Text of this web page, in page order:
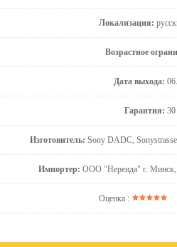
Локализация:
Возрастное
Дата выхода:
Гарантия: 30
Изготовитель: Sony DADC,
Импортер: ООО "Нереида" г. Минск,
Оценка :